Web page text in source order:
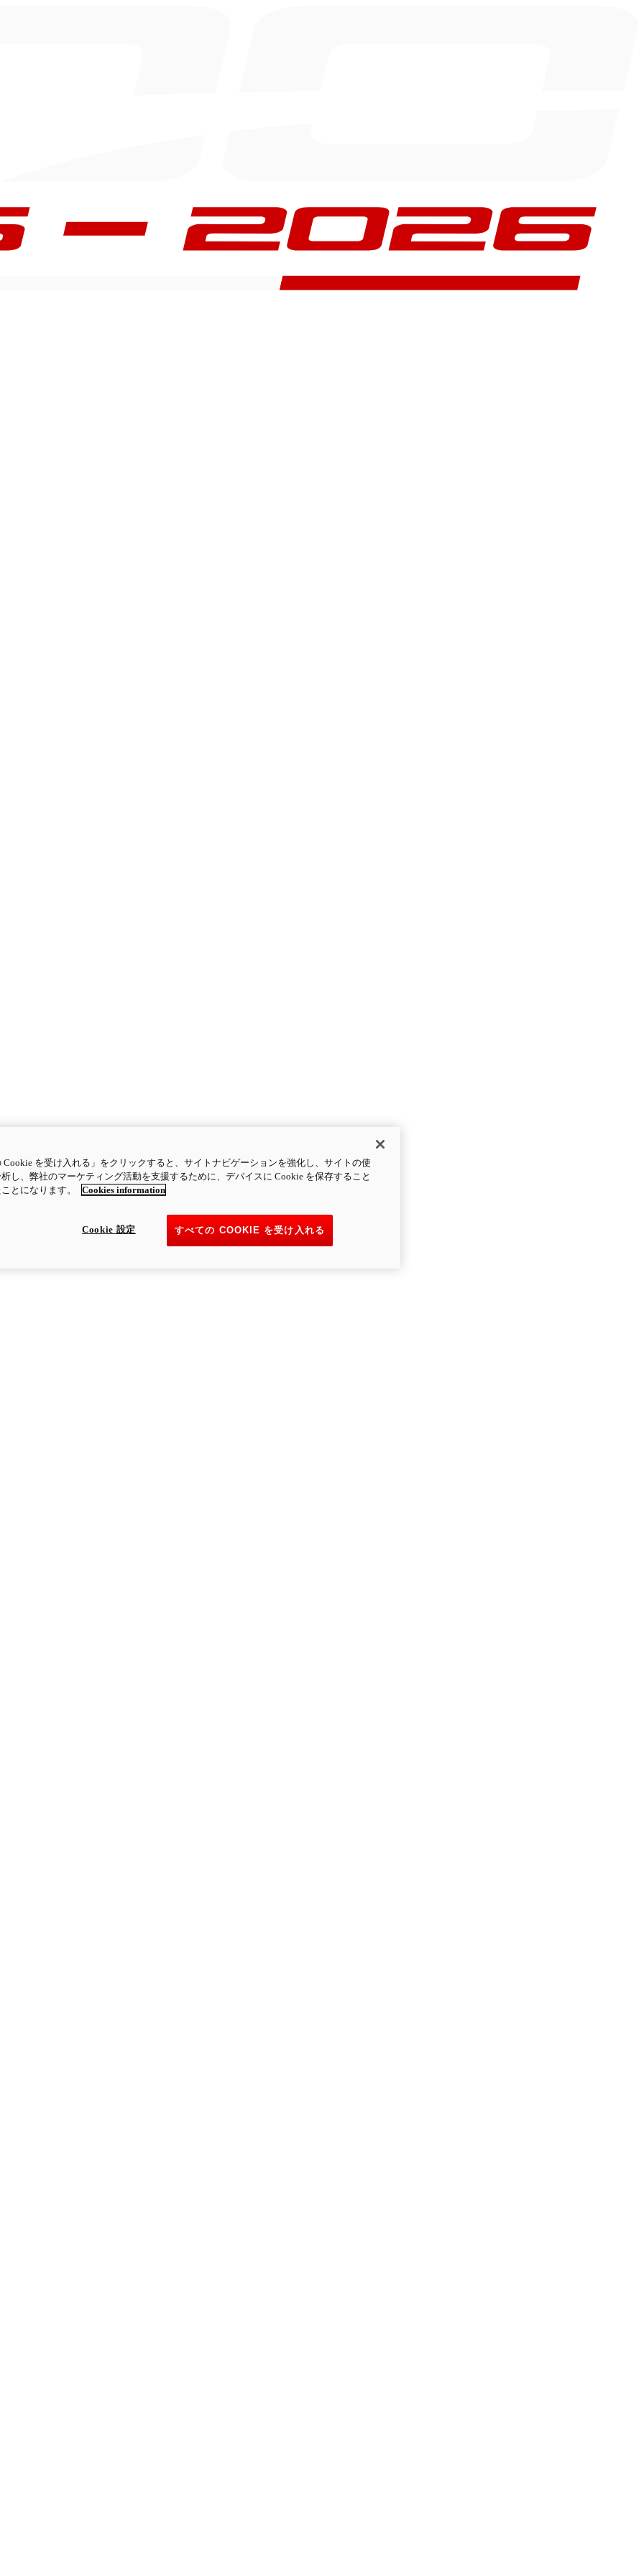
Cookie を受け入れる」をクリックすると、サイトナビゲーションを強化し、サイトの使
し、弊社のマーケティング活動を支援するために、デバイスに Cookie を保存すること
とになります。
Cookies information
すべての COOKIE を受け入れる
Cookie 設定